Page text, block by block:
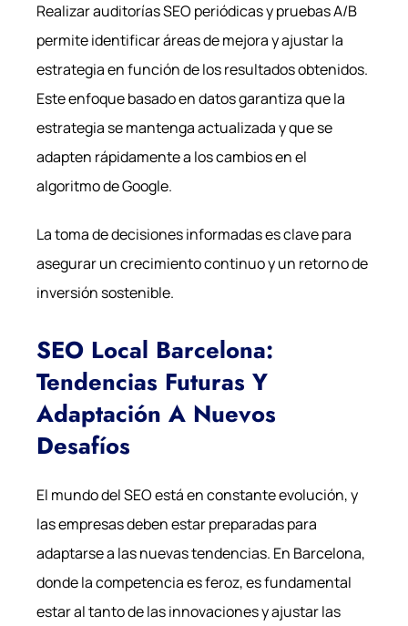
Realizar auditorías SEO periódicas y pruebas A/B
permite identificar áreas de mejora y ajustar la
estrategia en función de los resultados obtenidos.
Este enfoque basado en datos garantiza que la
estrategia se mantenga actualizada y que se
adapten rápidamente a los cambios en el
algoritmo de Google.
La toma de decisiones informadas es clave para
asegurar un crecimiento continuo y un retorno de
inversión sostenible.
SEO Local Barcelona:
Tendencias Futuras Y
Adaptación A Nuevos
Desafíos
El mundo del SEO está en constante evolución, y
las empresas deben estar preparadas para
adaptarse a las nuevas tendencias. En Barcelona,
donde la competencia es feroz, es fundamental
estar al tanto de las innovaciones y ajustar las